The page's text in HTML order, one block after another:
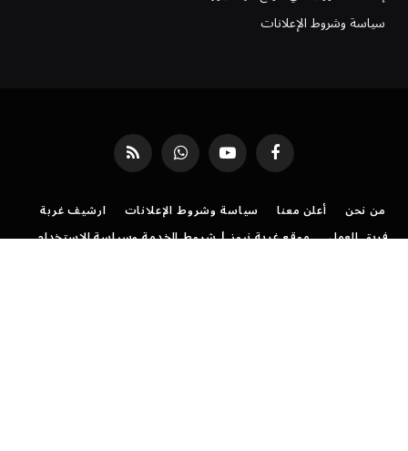
سياسة وشروط الإعلانات
فيسبوك يوتيوب واتساب RSS
من نحن أعلن معنا سياسة وشروط الإعلانات
ارشيف غربة
فريق العمل
موقع غربة نيوز | شروط الخدمة وسياسة الاستخدام